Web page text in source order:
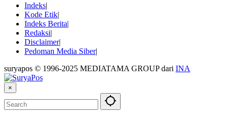
Indeks
Kode Etik
Indeks Berita
Redaksi
Disclaimer
Pedoman Media Siber
suryapos © 1996-2025 MEDIATAMA GROUP dari INA
×